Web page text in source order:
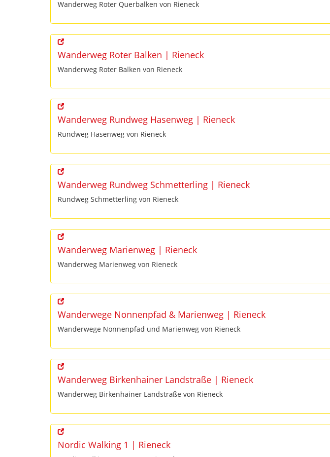
Wanderweg Roter Querbalken von Rieneck
Wanderweg Roter Balken | Rieneck
Wanderweg Roter Balken von Rieneck
Wanderweg Rundweg Hasenweg | Rieneck
Rundweg Hasenweg von Rieneck
Wanderweg Rundweg Schmetterling | Rieneck
Rundweg Schmetterling von Rieneck
Wanderweg Marienweg | Rieneck
Wanderweg Marienweg von Rieneck
Wanderwege Nonnenpfad & Marienweg | Rieneck
Wanderwege Nonnenpfad und Marienweg von Rieneck
Wanderweg Birkenhainer Landstraße | Rieneck
Wanderweg Birkenhainer Landstraße von Rieneck
Nordic Walking 1 | Rieneck